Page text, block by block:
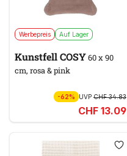
Werbepreis Auf Lager
Kunstfell COSY60 x 90
cm, rosa & pink
-62% UVP CHF 34.83
CHF 13.09